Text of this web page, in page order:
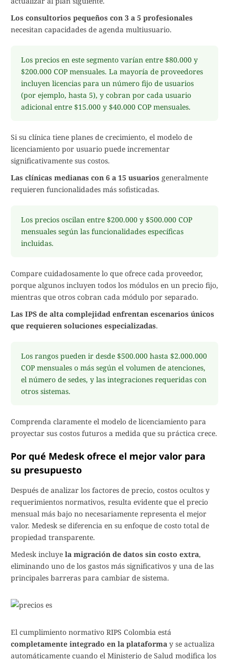
Los consultorios pequeños con 3 a 5 profesionales
necesitan capacidades de agenda multiusuario.
Los precios en este segmento varían entre $80.000 y
$200.000 COP mensuales. La mayoría de proveedores
incluyen licencias para un número fijo de usuarios
(por ejemplo, hasta 5), y cobran por cada usuario
adicional entre $15.000 y $40.000 COP mensuales.
Si su clínica tiene planes de crecimiento, el modelo de
licenciamiento por usuario puede incrementar
significativamente sus costos.
Las clínicas medianas con 6 a 15 usuarios generalmente
requieren funcionalidades más sofisticadas.
Los precios oscilan entre $200.000 y $500.000 COP
mensuales según las funcionalidades específicas
incluidas.
Compare cuidadosamente lo que ofrece cada proveedor,
porque algunos incluyen todos los módulos en un precio fijo,
mientras que otros cobran cada módulo por separado.
Las IPS de alta complejidad enfrentan escenarios únicos
que requieren soluciones especializadas.
Los rangos pueden ir desde $500.000 hasta $2.000.000
COP mensuales o más según el volumen de atenciones,
el número de sedes, y las integraciones requeridas con
otros sistemas.
Comprenda claramente el modelo de licenciamiento para
proyectar sus costos futuros a medida que su práctica crece.
Por qué Medesk ofrece el mejor valor para
su presupuesto
Después de analizar los factores de precio, costos ocultos y
requerimientos normativos, resulta evidente que el precio
mensual más bajo no necesariamente representa el mejor
valor. Medesk se diferencia en su enfoque de costo total de
propiedad transparente.
Medesk incluye la migración de datos sin costo extra,
eliminando uno de los gastos más significativos y una de las
principales barreras para cambiar de sistema.
El cumplimiento normativo RIPS Colombia está
completamente integrado en la plataforma y se actualiza
automáticamente cuando el Ministerio de Salud modifica los